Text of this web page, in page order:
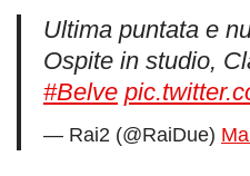
Ultima puntata e
Ospite in studio,
#Belve
— Rai2 (@RaiDue)